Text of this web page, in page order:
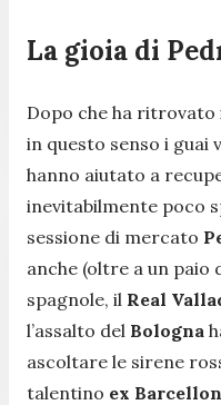
La gioia di
Dopo che ha ritrovato
in questo senso i guai
hanno aiutato a
inevitabilmente poco
sessione di mercato
anche (oltre a un paio
spagnole, il Real
l’assalto del Bologna
ascoltare le sirene
talentino ex